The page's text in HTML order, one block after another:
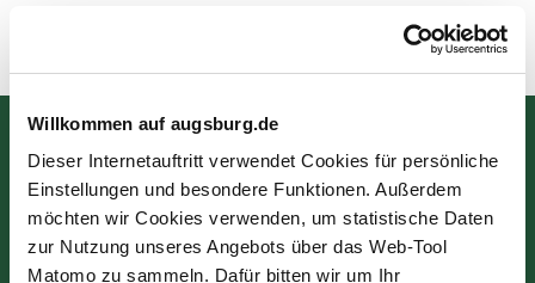
Willkommen auf augsburg.de
Dieser Internetauftritt verwendet Cookies für persönliche
Einstellungen und besondere Funktionen. Außerdem
möchten wir Cookies verwenden, um statistische Daten
zur Nutzung unseres Angebots über das Web-Tool
Matomo zu sammeln. Dafür bitten wir um Ihr
Bürgerinformation
Rathausplatz 1
86150 Augsburg